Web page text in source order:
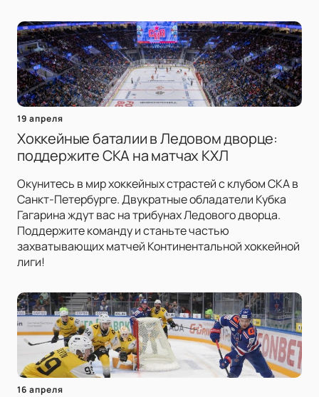
19 апреля
Хоккейные баталии в Ледовом дворце:
поддержите СКА на матчах КХЛ
Окунитесь в мир хоккейных страстей с клубом СКА в
Санкт-Петербурге. Двукратные обладатели Кубка
Гагарина ждут вас на трибунах Ледового дворца.
Поддержите команду и станьте частью
захватывающих матчей Континентальной хоккейной
лиги!
16 апреля